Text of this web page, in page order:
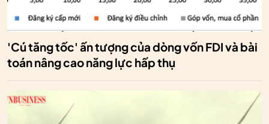
'Cú tăng tốc' ấn tượng của dòng vốn FDI và bài
toán nâng cao năng lực hấp thụ